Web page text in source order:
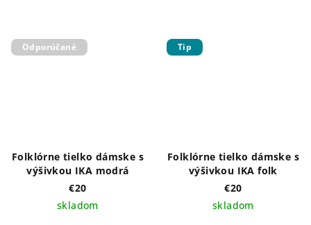
Odporúčané
Folklórne tielko dámske s
výšivkou IKA modrá
€20
skladom
Tip
Folklórne tielko dámske s
výšivkou IKA folk
€20
skladom